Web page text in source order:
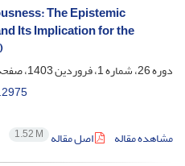
The Epistemic
Its Implication for the
دوره 26، شماره 1، فروردین 1403، صفحه
مشاهده مقاله
اصل مقاله 1.52 M